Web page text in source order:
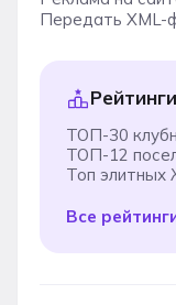
Передать XML-
Рейтинги
ТОП-30
ТОП-12
Топ
Все